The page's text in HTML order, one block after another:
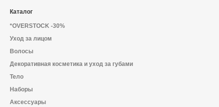
Каталог
*OVERSTOCK -30%
Уход за лицом
Волосы
Декоративная косметика и уход за губами
Тело
Наборы
Аксессуары